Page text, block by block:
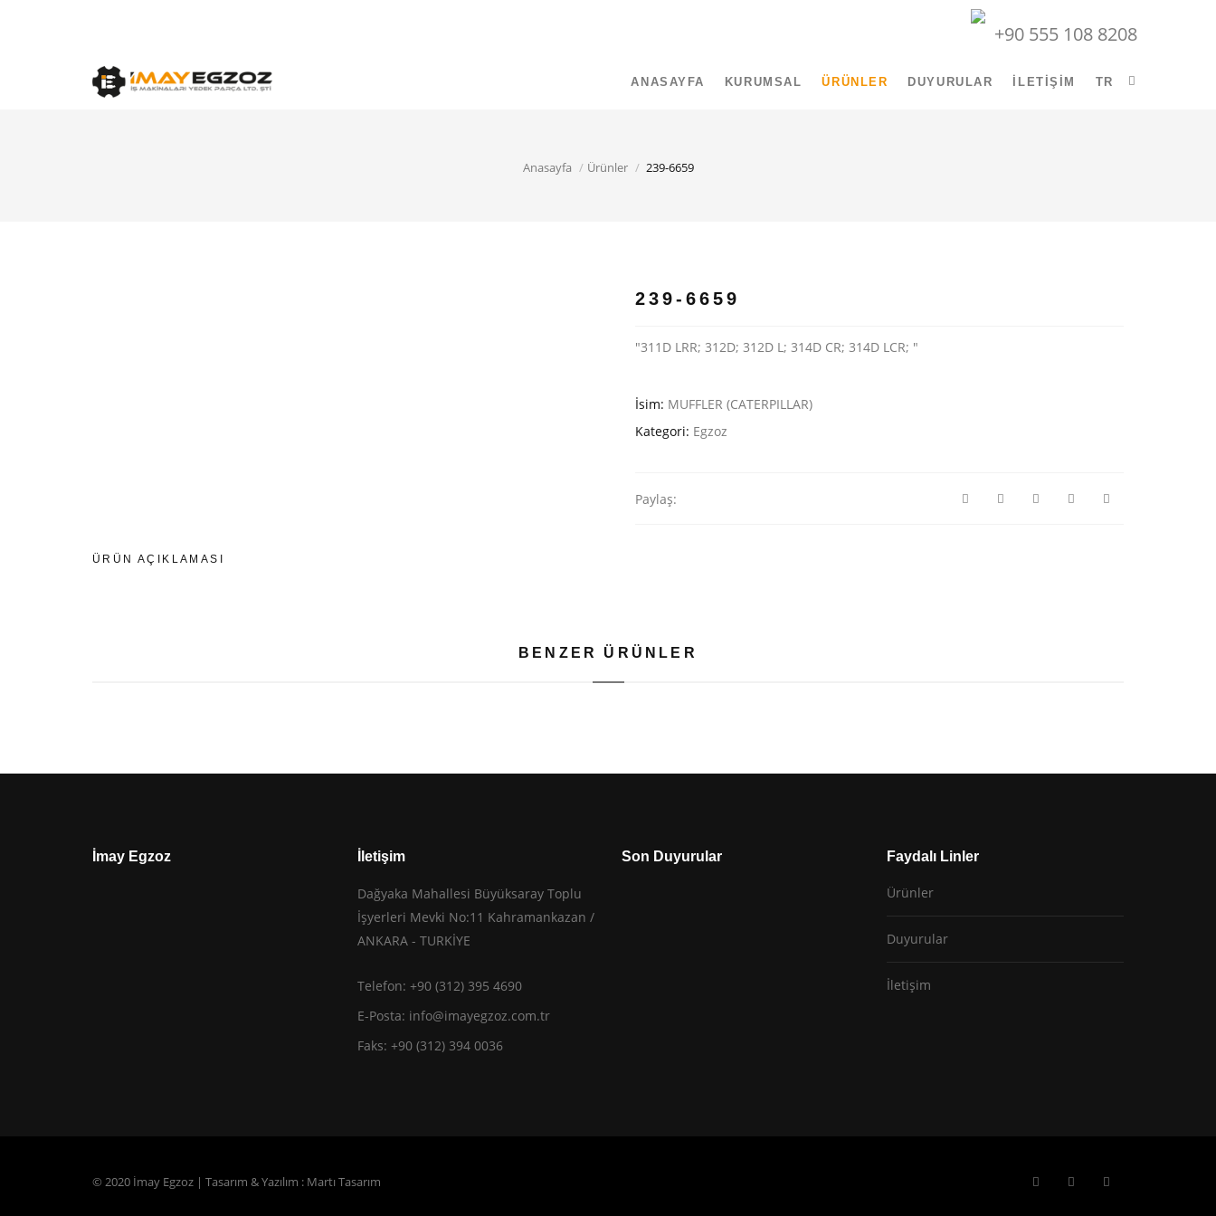
+90 555 108 8208
ANASAYFA KURUMSAL ÜRÜNLER DUYURULAR İLETIŞIM TR
Anasayfa Ürünler 239-6659
239-6659
"311D LRR; 312D; 312D L; 314D CR; 314D LCR; "
İsim: MUFFLER (CATERPILLAR)
Kategori: Egzoz
Paylaş:
ÜRÜN AÇIKLAMASI
BENZER ÜRÜNLER
İmay Egzoz İletişim
Dağyaka Mahallesi Büyüksaray Toplu
İşyerleri Mevki No:11 Kahramankazan /
ANKARA - TURKİYE
Telefon: +90 (312) 395 4690
E-Posta: info@imayegzoz.com.tr
Faks: +90 (312) 394 0036
Son Duyurular Faydalı Linler
Ürünler
Duyurular
İletişim
© 2020 İmay Egzoz | Tasarım & Yazılım : Martı Tasarım